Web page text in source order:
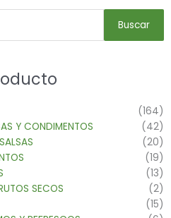
Buscar
(164)
Y CONDIMENTOS
(42)
(20)
(19)
(13)
SECOS
(2)
(15)